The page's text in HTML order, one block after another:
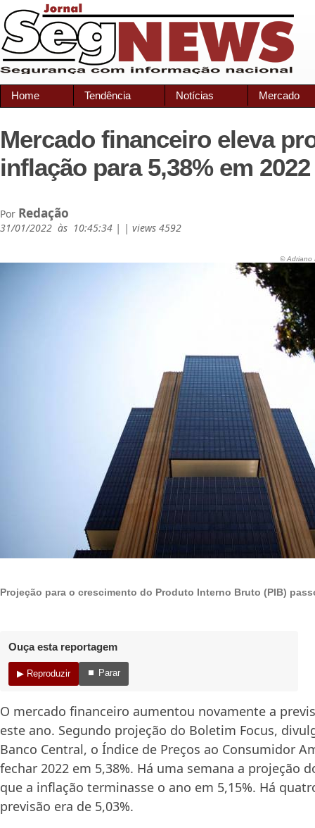
Home Tendência Notícias Mercado
Mercado financeiro eleva
inflação para 5,38% em 2022
Por Redação
31/01/2022 às 10:45:34 | | views 4592
© Adriano
Projeção para o crescimento do Produto Interno Bruto (PIB)
Ouça esta reportagem
▶ Reproduzir ⏹ Parar
O mercado financeiro aumentou novamente a
este ano. Segundo projeção do Boletim Focus,
Banco Central, o Índice de Preços ao Consumidor
fechar 2022 em 5,38%. Há uma semana a projeção
que a inflação terminasse o ano em 5,15%. Há
previsão era de 5,03%.